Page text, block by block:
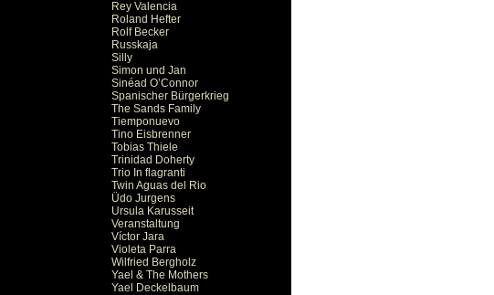
Rey Valencia
Roland Hefter
Rolf Becker
Russkaja
Silly
Simon und Jan
Sinéad O’Connor
Spanischer Bürgerkrieg
The Sands Family
Tiemponuevo
Tino Eisbrenner
Tobias Thiele
Trinidad Doherty
Trio In flagranti
Twin Aguas del Rio
Üdo Jurgens
Ursula Karusseit
Veranstaltung
Víctor Jara
Violeta Parra
Wilfried Bergholz
Yael & The Mothers
Yael Deckelbaum